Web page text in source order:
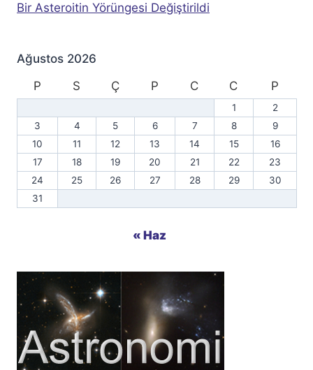
Bir Asteroitin Yörüngesi Değiştirildi
Ağustos 2026
P
S Ç P C C P
1
2
3
4 5 6 7 8
9
10
11 12 13 14 15
16
17
18 19 20 21 22
23
24
25 26 27 28 29
30
31
« Haz